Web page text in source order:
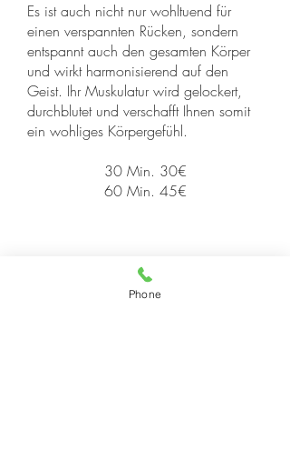
Es ist auch nicht nur wohltuend für
einen verspannten Rücken, sondern
entspannt auch den gesamten Körper
und wirkt harmonisierend auf den
Geist. Ihr Muskulatur wird gelockert,
durchblutet und verschafft Ihnen somit
ein wohliges Körpergefühl.
30 Min. 30€
60 Min. 45€
Phone